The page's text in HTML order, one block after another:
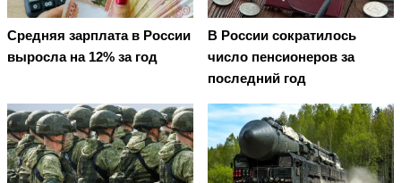
Средняя зарплата в России
выросла на 12% за год
В России сократилось
число пенсионеров за
последний год